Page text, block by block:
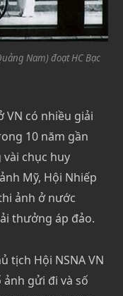
Nam) đoạt HC Bạc
VN có nhiều giải
10 năm gần
chục huy
Mỹ, Hội Nhiếp
ảnh ở nước
thưởng áp đảo.
tịch Hội NSNA VN
ảnh gửi đi và số